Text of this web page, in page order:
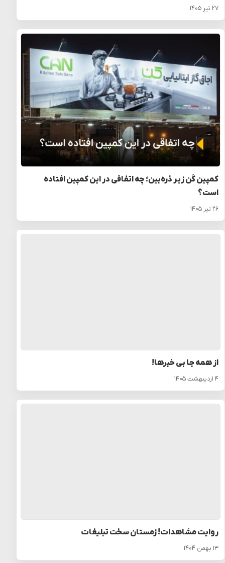
۲۷ تیر ۱۴۰۵
کمپین کَن زیر ذره‌بین؛ چه اتفاقی در این کمپین افتاده
است؟
۲۶ تیر ۱۴۰۵
از همه جا بی خبرها!
۴ اردیبهشت ۱۴۰۵
روایت مشاهدات! زمستان سخت تبلیغات
۱۳ بهمن ۱۴۰۴